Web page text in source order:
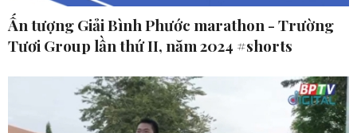
Ấn tượng Giải Bình Phước marathon - Trường
Tươi Group lần thứ II, năm 2024 #shorts